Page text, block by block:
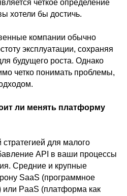
четкое определение
хотели бы достичь.
компании обычно
эксплуатации, сохраняя
будущего роста. Однако
четко понимать проблемы,
ли менять платформу
для малого
API в ваши процессы
Средние и крупные
SaaS (программное
или PaaS (платформа как